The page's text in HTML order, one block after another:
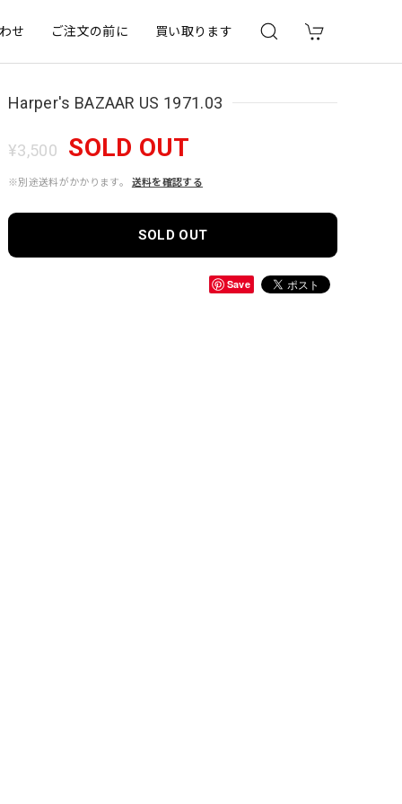
せ ご注文の前に 買い取ります
Harper's BAZAAR US 1971.03
¥3,500 SOLD OUT
※別途送料がかかります。 送料を確認する
SOLD OUT
Save